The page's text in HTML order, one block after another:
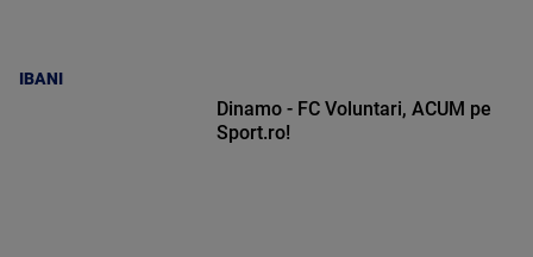
IBANI
Dinamo - FC Voluntari, ACUM pe
Sport.ro!